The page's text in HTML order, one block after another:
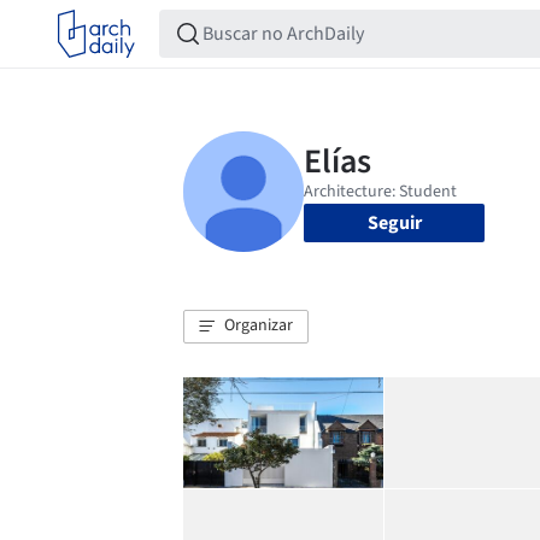
Seguir
Organizar